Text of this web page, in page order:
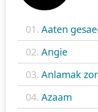
01. Aaten
02. Angie
03. Anlamak zor
04. Azaam